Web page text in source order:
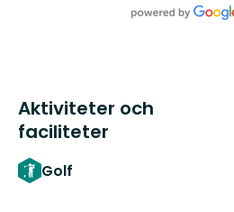
Aktiviteter och
faciliteter
Golf